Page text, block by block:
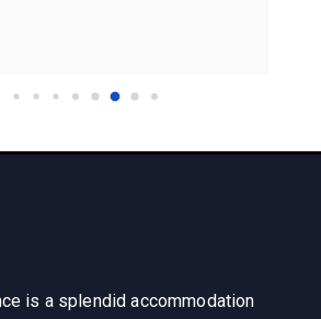
is a splendid accommodation